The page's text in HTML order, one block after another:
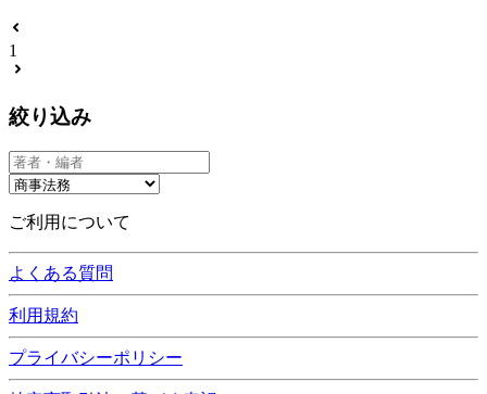
1
絞り込み
ご利用について
よくある質問
利用規約
プライバシーポリシー